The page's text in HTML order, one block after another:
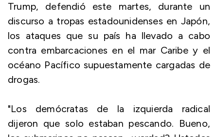
Trump, defendió este martes, durante un
discurso a tropas estadounidenses en Japón,
los ataques que su país ha llevado a cabo
contra embarcaciones en el mar Caribe y el
océano Pacífico supuestamente cargadas de
drogas.
"Los demócratas de la izquierda radical
dijeron que solo estaban pescando. Bueno,